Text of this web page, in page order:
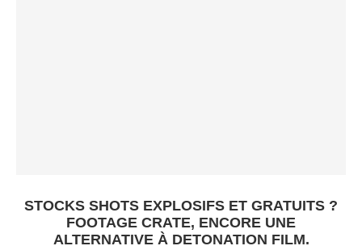
STOCKS SHOTS EXPLOSIFS ET GRATUITS ?
FOOTAGE CRATE, ENCORE UNE
ALTERNATIVE À DETONATION FILM.